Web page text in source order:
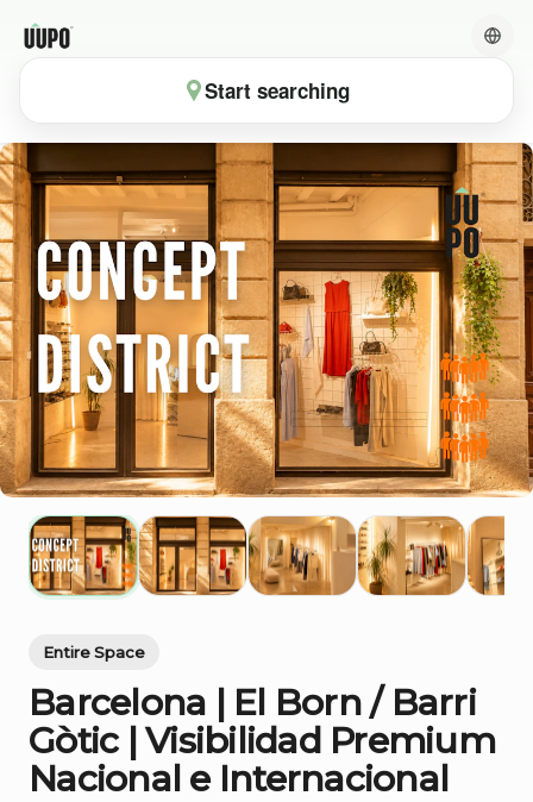
Start searching
Entire Space
Barcelona | El Born​/​ Barri
Gòtic |Visibilidad Premium
Nacional e Internacional